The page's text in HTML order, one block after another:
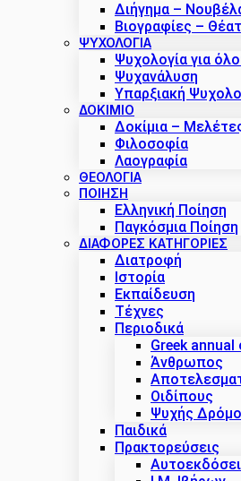
Διήγημα –
Βιογραφίες –
ΨΥΧΟΛΟΓΙΑ
Ψυχολογία για
Ψυχανάλυση
Υπαρξιακή
ΔΟΚΙΜΙΟ
Δοκίμια –
Φιλοσοφία
Λαογραφία
ΘΕΟΛΟΓΙΑ
ΠΟΙΗΣΗ
Ελληνική Ποίηση
Παγκόσμια Ποίηση
ΔΙΑΦΟΡΕΣ ΚΑΤΗΓΟΡΙΕΣ
Διατροφή
Ιστορία
Εκπαίδευση
Τέχνες
Περιοδικά
Greek
Άνθρωπος
Οιδίπους
Ψυχής
Παιδικά
Πρακτoρεύσεις